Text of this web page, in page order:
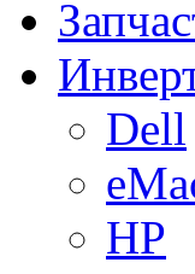
Dell
HP